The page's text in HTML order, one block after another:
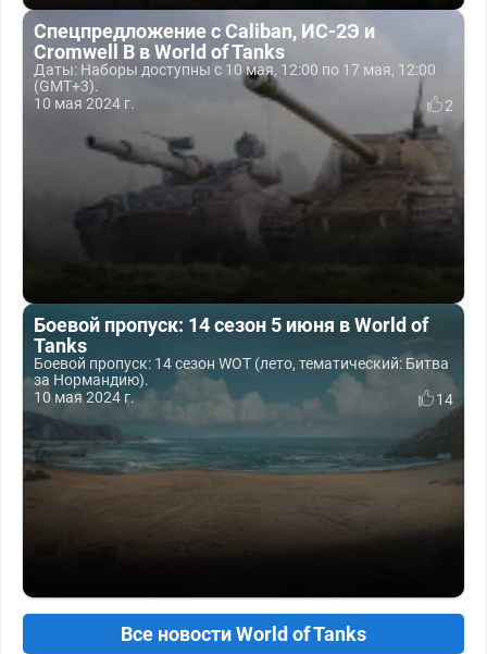
Спецпредложение с Caliban, ИС-2Э и
Cromwell B в World of Tanks
Даты: Наборы доступны с 10 мая, 12:00 по 17 мая, 12:00
(GMT+3).
10 мая 2024 г.
2
Боевой пропуск: 14 сезон 5 июня в World of
Tanks
Боевой пропуск: 14 сезон WOT (лето, тематический: Битва
за Нормандию).
10 мая 2024 г.
14
Все новости World of Tanks